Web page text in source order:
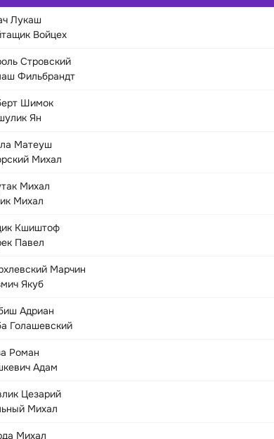
Лукаш
Войцех
Стровский
Фильбрандт
Шимок
Ян
Матеуш
Михал
Михал
Михал
Кшиштоф
Павел
Марчин
Якуб
Адриан
Голашевский
Роман
Адам
Цезарий
Михал
Михал